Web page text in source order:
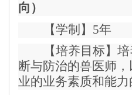
向）
【学制】5年
【培养目标】
断与防治的兽医师
业的业务素质和能力